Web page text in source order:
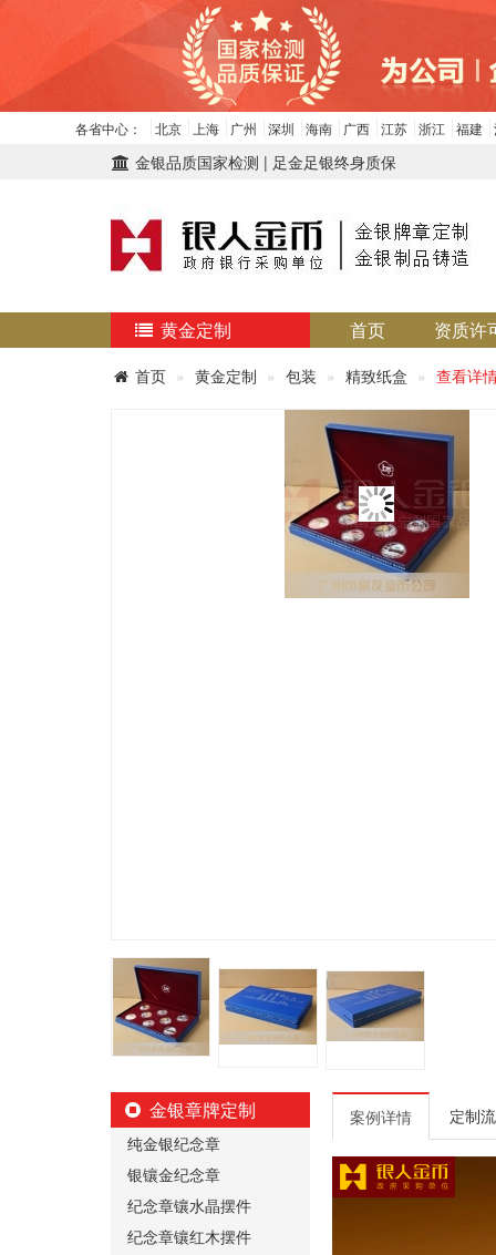
各省中心： 北京 上海 广州 深圳 海南 广西 江苏 浙江 福建
金银品质国家检测 | 足金足银终身质保
黄金定制 首页 资质许
首页 黄金定制 包装 精致纸盒 查看详
金银章牌定制
纯金银纪念章
银镶金纪念章
纪念章镶水晶摆件
纪念章镶红木摆件
案例详情 定制